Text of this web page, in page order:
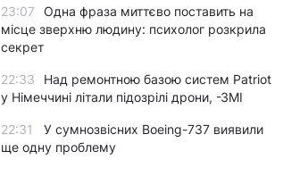
23:07
Одна фраза миттєво поставить на
місце зверхню людину: психолог розкрила
секрет
22:33
Над ремонтною базою систем Patriot
у Німеччині літали підозрілі дрони, -ЗМІ
22:31
У сумнозвісних Boeing-737 виявили
ще одну проблему